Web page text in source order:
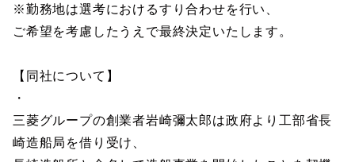
※勤務地は選考におけるすり合わせを行い、
ご希望を考慮したうえで最終決定いたします。
【同社について】
・
三菱グループの創業者岩崎彌太郎は政府より工部省長
崎造船局を借り受け、